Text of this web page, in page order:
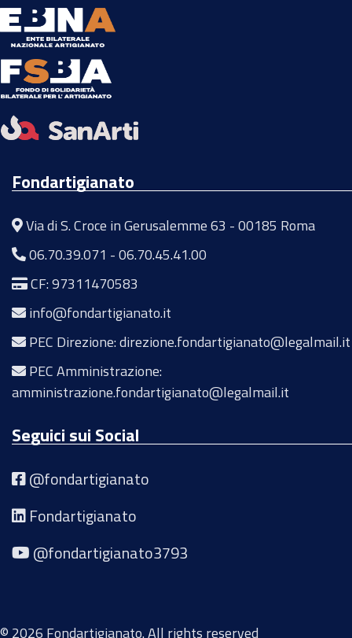
Fondartigianato
Via di S. Croce in Gerusalemme 63 - 00185 Roma
06.70.39.071 -06.70.45.41.00
CF: 97311470583
info@fondartigianato.it
PEC Direzione: direzione.fondartigianato@legalmail.it
PEC Amministrazione:
amministrazione.fondartigianato@legalmail.it
Seguici sui Social
@fondartigianato
Fondartigianato
@fondartigianato3793
© 2026 Fondartigianato. All rights reserved